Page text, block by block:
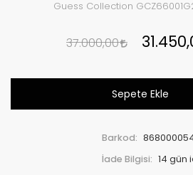
Guess Collection
37.000,00
Sepete Ekle
Barkod:
İade Bilgisi: